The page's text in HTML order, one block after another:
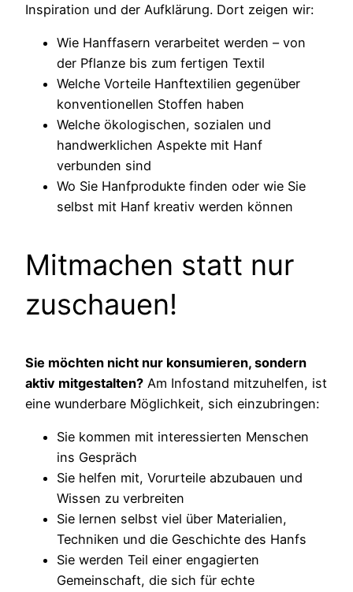
Inspiration und der Aufklärung. Dort zeigen wir:
Wie Hanffasern verarbeitet werden – von
der Pflanze bis zum fertigen Textil
Welche Vorteile Hanftextilien gegenüber
konventionellen Stoffen haben
Welche ökologischen, sozialen und
handwerklichen Aspekte mit Hanf
verbunden sind
Wo Sie Hanfprodukte finden oder wie Sie
selbst mit Hanf kreativ werden können
Mitmachen statt nur
zuschauen!
Sie möchten nicht nur konsumieren, sondern
aktiv mitgestalten? Am Infostand mitzuhelfen, ist
eine wunderbare Möglichkeit, sich einzubringen:
Sie kommen mit interessierten Menschen
ins Gespräch
Sie helfen mit, Vorurteile abzubauen und
Wissen zu verbreiten
Sie lernen selbst viel über Materialien,
Techniken und die Geschichte des Hanfs
Sie werden Teil einer engagierten
Gemeinschaft, die sich für echte